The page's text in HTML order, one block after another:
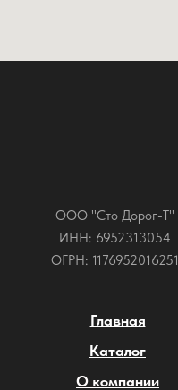
ООО "Сто Дорог-Т"
ИНН: 6952313054
ОГРН: 1176952016251
Главная
Каталог
О компании